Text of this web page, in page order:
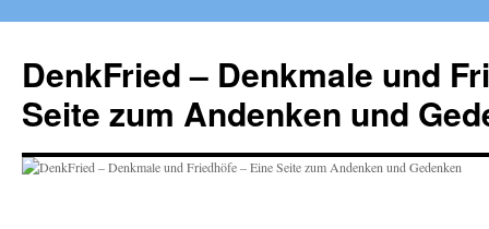
springen
DenkFried – Denkmale und
Seite zum Andenken und